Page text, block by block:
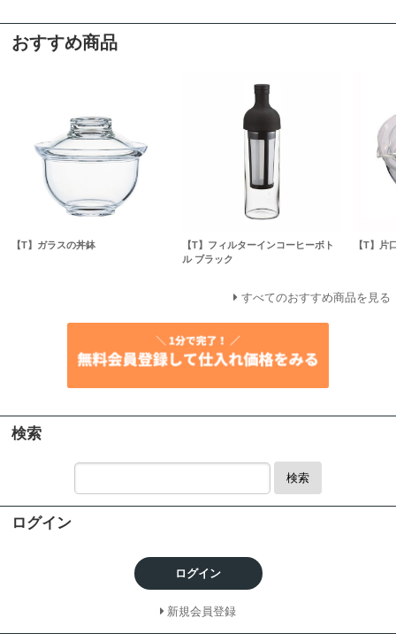
おすすめ商品
【T】ガラスの丼鉢
【T】フィルターインコーヒーボト
ル ブラック
【T】片
すべてのおすすめ商品を見る
検索
検索
ログイン
ログイン
新規会員登録